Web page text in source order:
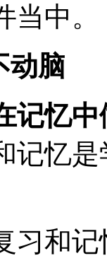
中。
动脑
记忆中
记忆
习和